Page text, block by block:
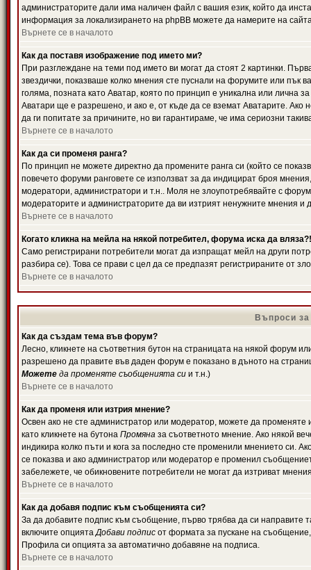
администраторите дали има наличен файл с вашия език, който да
информация за локализирането на phpBB можете да намерите на
Върнете се в началото
Как да поставя изображение под името ми?
При разглеждане на теми под името ви могат да стоят 2 картинки.
звездички, показваше колко мнения сте пуснали на форумите или пък
голяма, позната като Аватар, която по принцип е уникална или лична
Аватари ще е разрешено, и ако е, от къде да се вземат Аватарите.
да ги попитате за причините, но ви гарантираме, че има сериозни
Върнете се в началото
Как да си променя ранга?
По принцип не можете директно да промените ранга си (който се
повечето форуми ранговете се използват за да индицират броя
модератори, администратори и т.н.. Моля не злоупотребявайте с
модераторите и администраторите да ви изтрият ненужните мнения и
Върнете се в началото
Когато кликна на мейла на някой потребител, форума иска да вляза?!
Само регистрирани потребители могат да изпращат мейл на други
разбира се). Това се прави с цел да се предпазят регистрираните от
Върнете се в началото
Въпроси
Как да създам тема във форум?
Лесно, кликнете на съответния бутон на страницата на някой форум
разрешено да правите във даден форум е показано в дъното на
Можете да променяте съобщенията си и т.н.)
Върнете се в началото
Как да променя или изтрия мнение?
Освен ако не сте администратор или модератор, можете да
като кликнете на бутона Промяна за съответното мнение. Ако някой
индикира колко пъти и кога за последно сте променили мнението си.
се показва и ако администратор или модератор е променил
забележете, че обикновените потребители не могат да изтриват
Върнете се в началото
Как да добавя подпис към съобщенията си?
За да добавите подпис към съобщение, първо трябва да си
включите опциятаДобави подпис от формата за пускане на
Профила си опцията за автоматично добавяне на подписа.
Върнете се в началото